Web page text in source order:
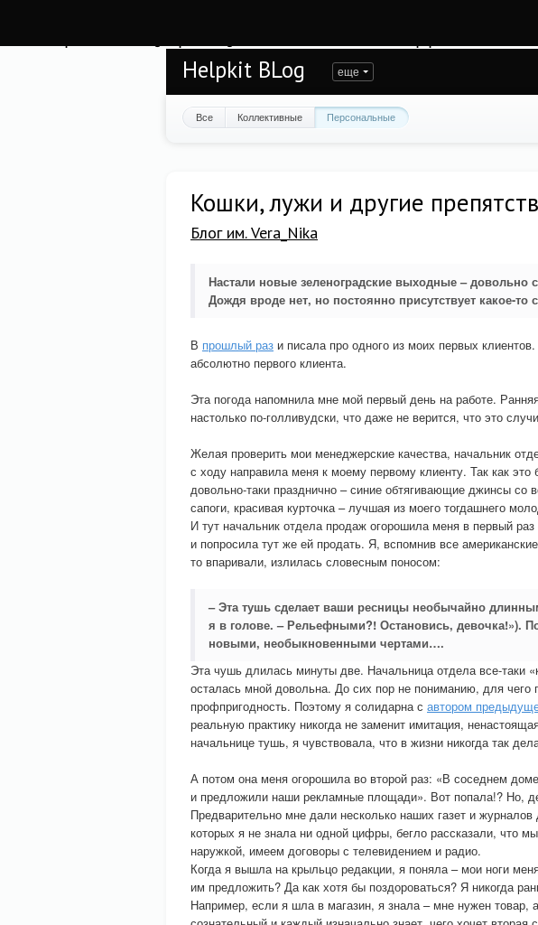
Helpkit BLog еще
Все Коллективные Персональные
Кошки, лужи и другие
Блог им. Vera_Nika
Настали новые зеленоградские выходные –
Дождя вроде нет, но постоянно присутствует какое-то
В прошлый раз и писала про одного из моих первых
абсолютно первого клиента.
Эта погода напомнила мне мой первый день на работе.
настолько по-голливудски, что даже не верится, что это
Желая проверить мои менеджерские качества, начальник
с ходу направила меня к моему первому клиенту. Так как
довольно-таки празднично – синие обтягивающие джинсы со
сапоги, красивая курточка – лучшая из моего тогдашнего
И тут начальник отдела продаж огорошила меня в первый
и попросила тут же ей продать. Я, вспомнив все
то впаривали, излилась словесным поносом:
– Эта тушь сделает ваши ресницы необычайно
я в голове. – Рельефными?! Остановись, девочка!»).
новыми, необыкновенными чертами….
Эта чушь длилась минуты две. Начальница отдела все-таки
осталась мной довольна. До сих пор не пониманию, для чего
профпригодность. Поэтому я солидарна с автором
реальную практику никогда не заменит имитация,
начальнице тушь, я чувствовала, что в жизни никогда так
А потом она меня огорошила во второй раз: «В соседнем
и предложили наши рекламные площади». Вот попала!? Но,
Предварительно мне дали несколько наших газет и
которых я не знала ни одной цифры, бегло рассказали, что
наружкой, имеем договоры с телевидением и радио.
Когда я вышла на крыльцо редакции, я поняла – мои ноги
им предложить? Да как хотя бы поздороваться? Я никогда
Например, если я шла в магазин, я знала – мне нужен товар,